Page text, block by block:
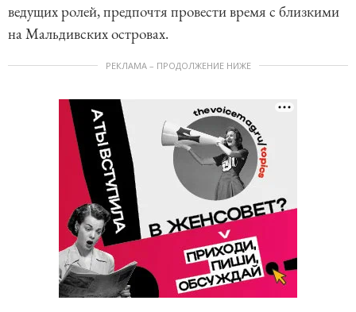
ведущих ролей, предпочтя провести время с близкими
на Мальдивских островах.
РЕКЛАМА – ПРОДОЛЖЕНИЕ НИЖЕ